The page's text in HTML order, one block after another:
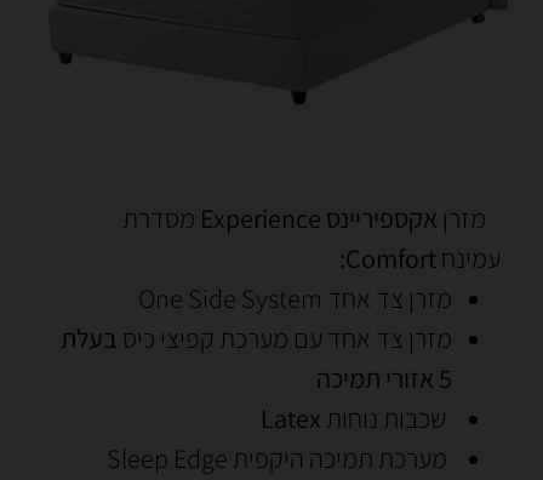
מזרן אקספיריינס Experience
מסדרת
עמינחComfort:
מזרן צד אחד One Side System
מזרן צד אחד עם מערכת קפיצי כיס בעלת
5 אזורי תמיכה
שכבות נוחות Latex
מערכת תמיכה היקפית Sleep Edge